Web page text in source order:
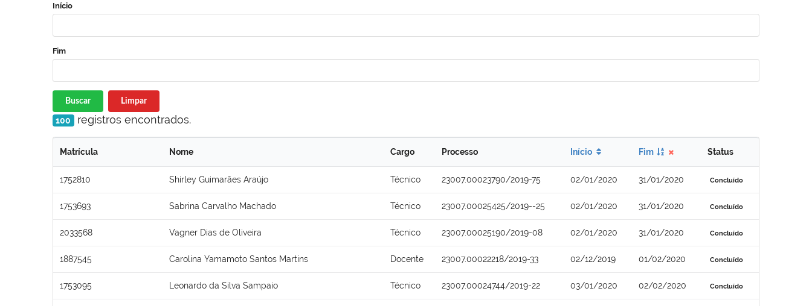
Início
Fim
Buscar Limpar
100 registros encontrados.
Matrícula Nome Cargo Processo Início Fim Status
1752810 Shirley Guimarães Araújo Técnico 23007.00023790/2019-75 02/01/2020 31/01/2020 Concluído
1753693 Sabrina Carvalho Machado Técnico 23007.00025425/2019--25 02/01/2020 31/01/2020 Concluído
2033568 Vagner Dias de Oliveira Técnico 23007.00025190/2019-08 02/01/2020 31/01/2020 Concluído
1887545 Carolina Yamamoto Santos Martins Docente 23007.00022218/2019-33 02/12/2019 01/02/2020 Concluído
1753095 Leonardo da Silva Sampaio Técnico 23007.00024744/2019-22 03/01/2020 02/02/2020 Concluído